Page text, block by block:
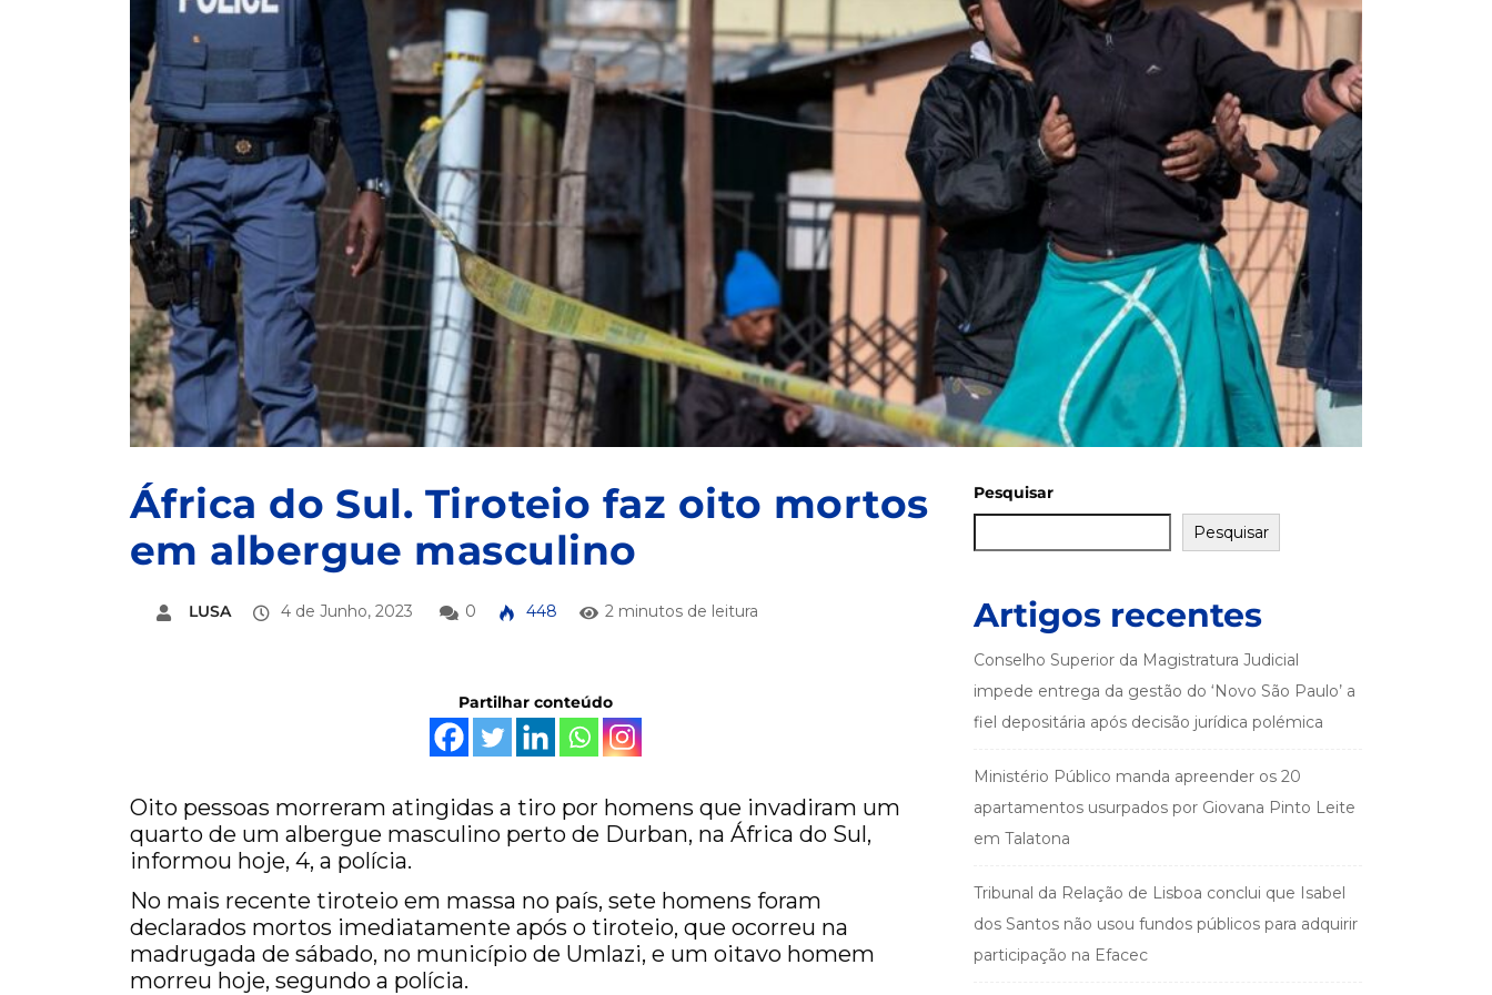
África do Sul. Tiroteio faz oito mortos
em albergue masculino
LUSA 4 de Junho, 2023 0 448 2 minutos de leitura
Partilhar conteúdo
Oito pessoas morreram atingidas a tiro por homens que invadiram um
quarto de um albergue masculino perto de Durban, na África do Sul,
informou hoje, 4, a polícia.
No mais recente tiroteio em massa no país, sete homens foram
declarados mortos imediatamente após o tiroteio, que ocorreu na
madrugada de sábado, no município de Umlazi, e um oitavo homem
morreu hoje, segundo a polícia.
Pesquisar
Pesquisar
Artigos recentes
Conselho Superior da Magistratura Judicial
impede entrega da gestão do ‘Novo São Paulo’ a
fiel depositária após decisão jurídica polémica
Ministério Público manda apreender os 20
apartamentos usurpados por Giovana Pinto Leite
em Talatona
Tribunal da Relação de Lisboa conclui que Isabel
dos Santos não usou fundos públicos para adquirir
participação na Efacec